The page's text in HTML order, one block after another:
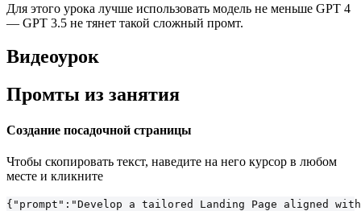
Для этого урока лучше использовать модель не меньше GPT 4
— GPT 3.5 не тянет такой сложный промт.
Видеоурок
Промты из занятия
Создание посадочной страницы
Чтобы скопировать текст, наведите на него курсор в любом
месте и кликните
{"prompt":"Develop a tailored Landing Page aligned